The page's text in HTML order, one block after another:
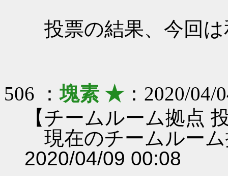
投票の結果、今回
506 ：塊素 ★：2020/04/
【チームルーム拠点
現在のチームルー
2020/04/09 00:08